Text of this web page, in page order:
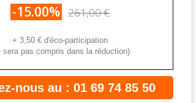
-15.00% 261,00 €
+ 3,50 €d'éco-participation
sera pas compris dans la réduction)
nous au : 01 69 74 85 50